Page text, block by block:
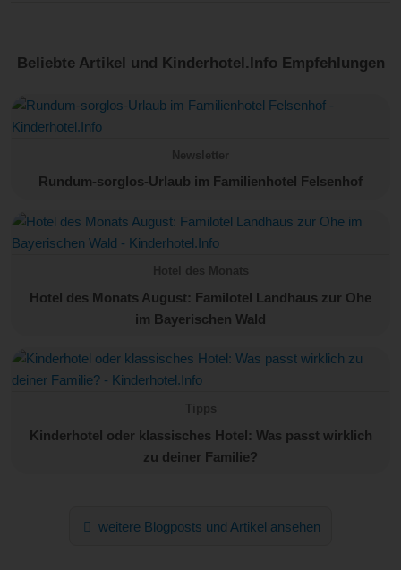
Beliebte Artikel und Kinderhotel.Info Empfehlungen
Rundum-sorglos-Urlaub im Familienhotel Felsenhof
Hotel des Monats August: Familotel Landhaus zur Ohe
im Bayerischen Wald
Kinderhotel oder klassisches Hotel: Was passt wirklich
zu deiner Familie?
weitere Blogposts und Artikel ansehen